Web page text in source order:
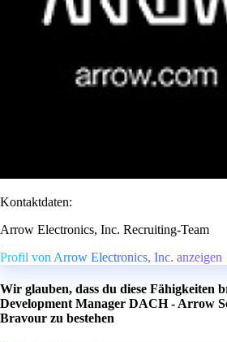
Kontaktdaten:
Arrow Electronics, Inc. Recruiting-Team
Profil von Arrow Electronics, Inc. anzeigen
Wir glauben, dass du diese Fähigkeiten
Development Manager DACH - Arrow
Bravour zu bestehen